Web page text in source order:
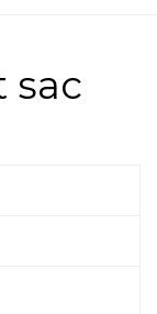
sac